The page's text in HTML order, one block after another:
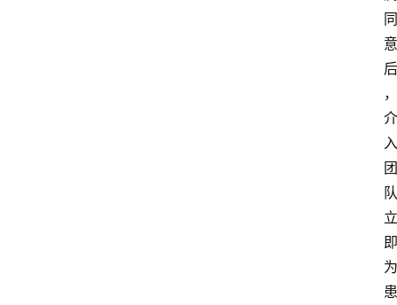
同
意
后
，
介
入
团
队
立
即
为
患